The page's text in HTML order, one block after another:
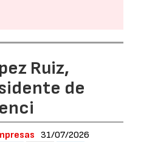
Ruiz,
de
31/07/2026